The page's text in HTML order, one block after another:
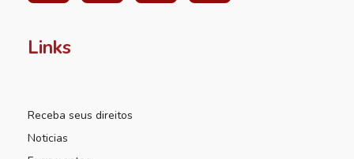
Links
Receba seus direitos
Noticias